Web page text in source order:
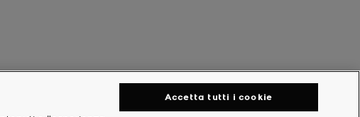
Accetta tutti i cookie